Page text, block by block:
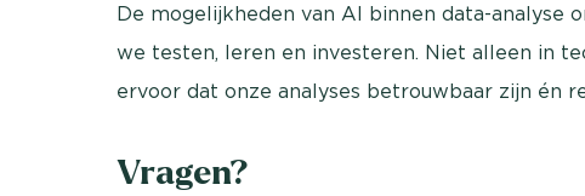
De mogelijkheden van AI binnen data-analyse
we testen, leren en investeren. Niet alleen in
ervoor dat onze analyses betrouwbaar zijn én
Vragen?